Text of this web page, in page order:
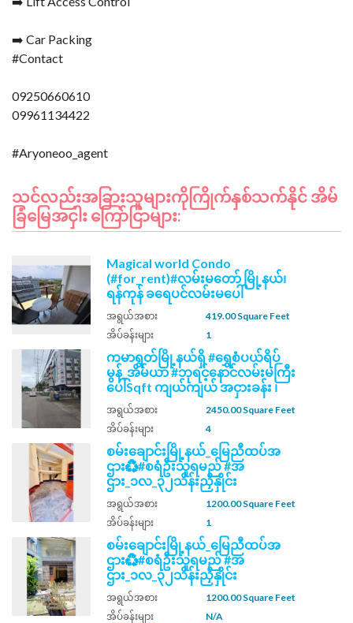
➡️ Car Packing
#Contact
09250660610
09961134422
သင်လည်းအခြားသူများကိုကြိုက်နှစ်သက်နိုင် အိမ်
ခြံမြေအငှါး ကြော်ငြာများ:
Magical world Condo
(#for_rent)#လမ်းမတော် မြို့နယ်၊
ရန်ကုန် ခရေပင်လမ်းမပေါ်
အရွယ်အစား
419.00 Square Feet
အိပ်ခန်းများ
1
ကမာရွတ်မြို့နယ်ရှိ #ရွှေစံပယ်ရိပ်
မွန်_အိမ်ယာ #ဘုရင့်နောင်လမ်းမကြီး
ပေါ်Sqft ကျယ်ကျယ် အငှားခန်း ၊
အရွယ်အစား
2450.00 Square Feet
အိပ်ခန်းများ
4
စမ်းချောင်းမြို့နယ်_မြေညီထပ်အ
ဌား♻️#စရံဦးသူရမည် #အ
ဌား_၁လ_၃၂သိန်းညှိနှိုင်း
အရွယ်အစား
1200.00 Square Feet
အိပ်ခန်းများ
1
စမ်းချောင်းမြို့နယ်_မြေညီထပ်အ
ဌား♻️#စရံဦးသူရမည် #အ
ဌား_၁လ_၃၂သိန်းညှိနှိုင်း
အရွယ်အစား
1200.00 Square Feet
အိပ်ခန်းများ
N/A